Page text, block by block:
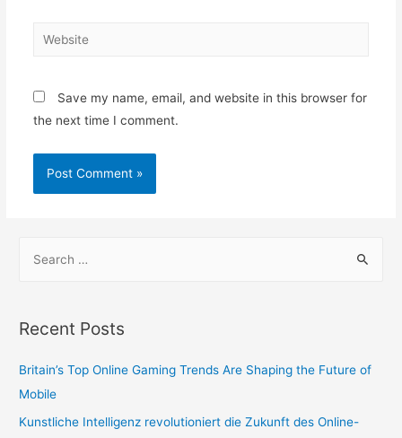
Save my name, email, and website in this browser for
the next time I comment.
Recent Posts
Britain’s Top Online Gaming Trends Are Shaping the Future of
Mobile
Kunstliche Intelligenz revolutioniert die Zukunft des Online-